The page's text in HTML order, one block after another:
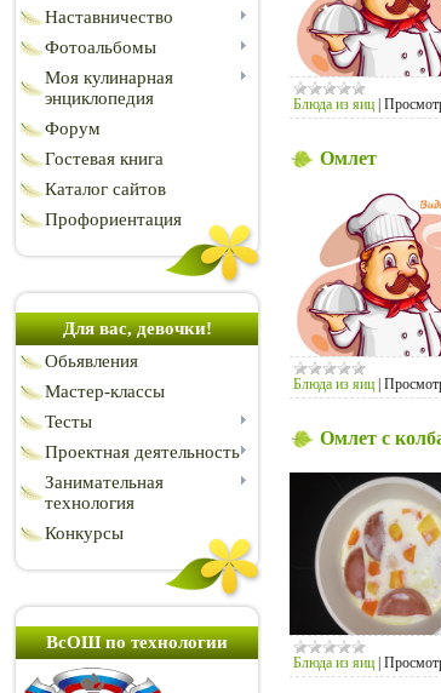
Наставничество
Фотоальбомы
Моя кулинарная
энциклопедия
Форум
Гостевая книга
Каталог сайтов
Профориентация
Для вас, девочки!
Обьявления
Мастер-классы
Тесты
Проектная деятельность
Занимательная
технология
Конкурсы
ВсОШ по технологии
Блюда из яиц |
Омлет
Блюда из яиц |
Омлет с
Блюда из яиц |